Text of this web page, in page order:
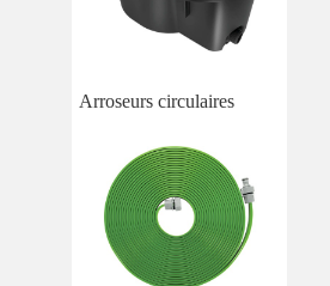
Arroseurs circulaires